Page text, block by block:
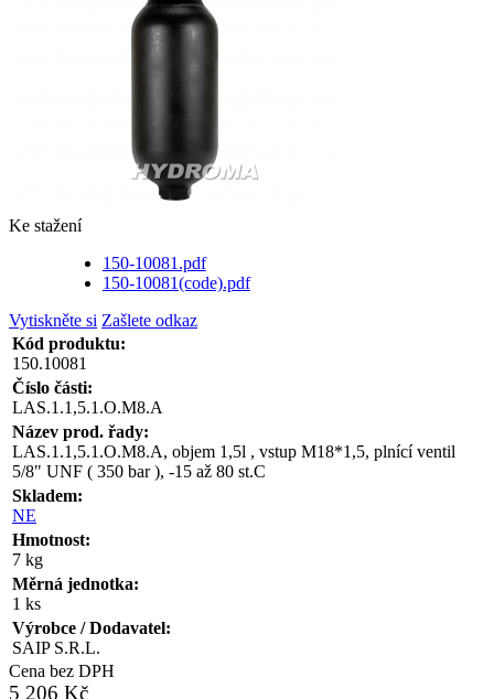
Ke stažení
150-10081.pdf
150-10081(code).pdf
Vytiskněte si Zašlete odkaz
Kód produktu:
150.10081
Číslo části:
LAS.1.1,5.1.O.M8.A
Název prod. řady:
LAS.1.1,5.1.O.M8.A, objem 1,5l , vstup M18*1,5, plnící ventil
5/8" UNF ( 350 bar ), -15 až 80 st.C
Skladem:
NE
Hmotnost:
7 kg
Měrná jednotka:
1 ks
Výrobce / Dodavatel:
SAIP S.R.L.
Cena bez DPH
5 206 Kč